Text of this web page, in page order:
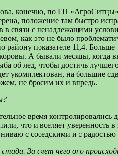
конечно, по ГП
положение там быстро
в связи с ненадлежащими
как это не было
району показателе 11,4.
А бывали месяцы, когда
об лед, чтобы достичь
укомплектован, на большие
не бросим их и впредь.
время
что и вселяет
с соседскими и с
За счет чего оно